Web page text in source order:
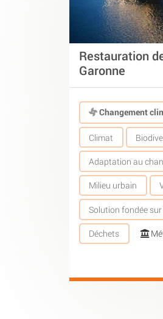
Restauration
Garonne
Changement
Climat
Adaptation au
Milieu urbain
Solution fondée
Déchets